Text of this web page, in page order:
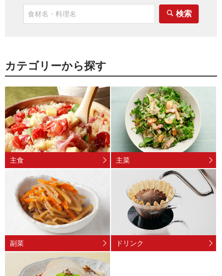
検索
カテゴリーから探す
主食 主菜
副菜 ドリンク